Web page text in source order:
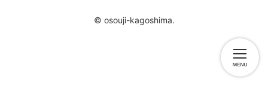
© osouji-kagoshima.